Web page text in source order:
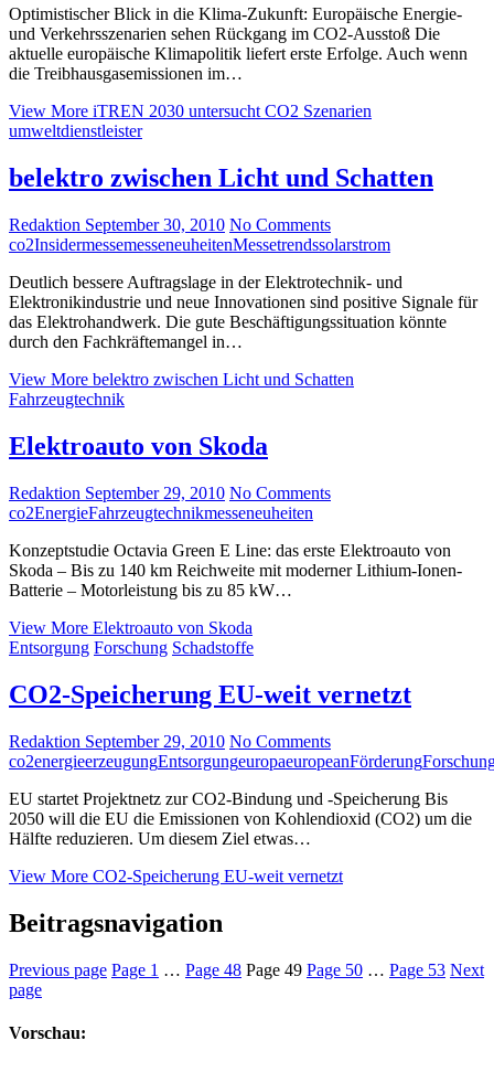
Optimistischer Blick in die Klima-Zukunft: Europäische Energie-
und Verkehrsszenarien sehen Rückgang im CO2-Ausstoß Die
aktuelle europäische Klimapolitik liefert erste Erfolge. Auch wenn
die Treibhausgasemissionen im…
View More iTREN 2030 untersucht CO2 Szenarien
umweltdienstleister
belektro zwischen Licht und Schatten
Redaktion September 30, 2010 No Comments
co2InsidermessemesseneuheitenMessetrendssolarstrom
Deutlich bessere Auftragslage in der Elektrotechnik- und
Elektronikindustrie und neue Innovationen sind positive Signale für
das Elektrohandwerk. Die gute Beschäftigungssituation könnte
durch den Fachkräftemangel in…
View More belektro zwischen Licht und Schatten
Fahrzeugtechnik
Elektroauto von Skoda
Redaktion September 29, 2010 No Comments
co2EnergieFahrzeugtechnikmesseneuheiten
Konzeptstudie Octavia Green E Line: das erste Elektroauto von
Skoda – Bis zu 140 km Reichweite mit moderner Lithium-Ionen-
Batterie – Motorleistung bis zu 85 kW…
View More Elektroauto von Skoda
Entsorgung Forschung Schadstoffe
CO2-Speicherung EU-weit vernetzt
Redaktion September 29, 2010 No Comments
co2energieerzeugungEntsorgungeuropaeuropeanFörderung
EU startet Projektnetz zur CO2-Bindung und -Speicherung Bis
2050 will die EU die Emissionen von Kohlendioxid (CO2) um die
Hälfte reduzieren. Um diesem Ziel etwas…
View More CO2-Speicherung EU-weit vernetzt
Beitragsnavigation
Previous page Page 1 … Page 48 Page 49 Page 50 … Page 53 Next
page
Vorschau: